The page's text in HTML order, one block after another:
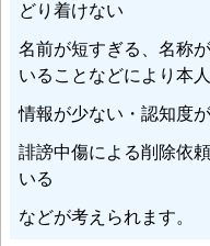
どり着けない
名前が短すぎる、名称
いることなどにより本
情報が少ない・認知度
誹謗中傷による削除依
いる
などが考えられます。